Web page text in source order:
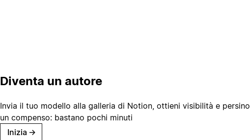
Diventa un autore
Invia il tuo modello alla galleria di Notion, ottieni visibilità e persino
un compenso: bastano pochi minuti
Inizia →